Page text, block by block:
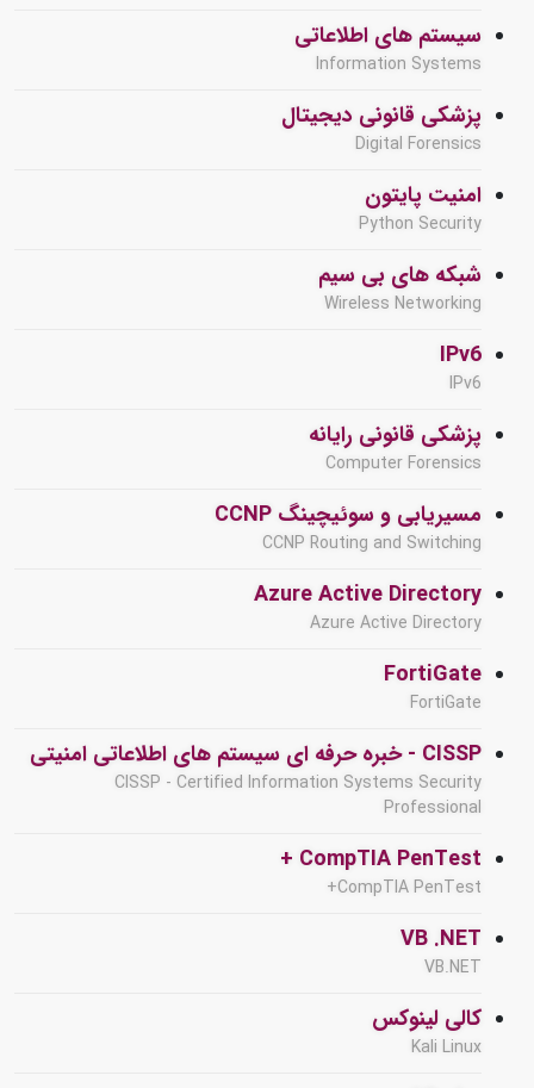
سیستم های اطلاعاتی
Information Systems
پزشکی قانونی دیجیتال
Digital Forensics
امنیت پایتون
Python Security
شبکه های بی سیم
Wireless Networking
IPv6
IPv6
پزشکی قانونی رایانه
Computer Forensics
مسیریابی و سوئیچینگ CCNP
CCNP Routing and Switching
Azure Active Directory
Azure Active Directory
FortiGate
FortiGate
CISSP - خبره حرفه ای سیستم های اطلاعاتی امنیتی
CISSP - Certified Information Systems Security
Professional
CompTIA PenTest +
CompTIA PenTest+
VB .NET
VB.NET
کالی لینوکس
Kali Linux